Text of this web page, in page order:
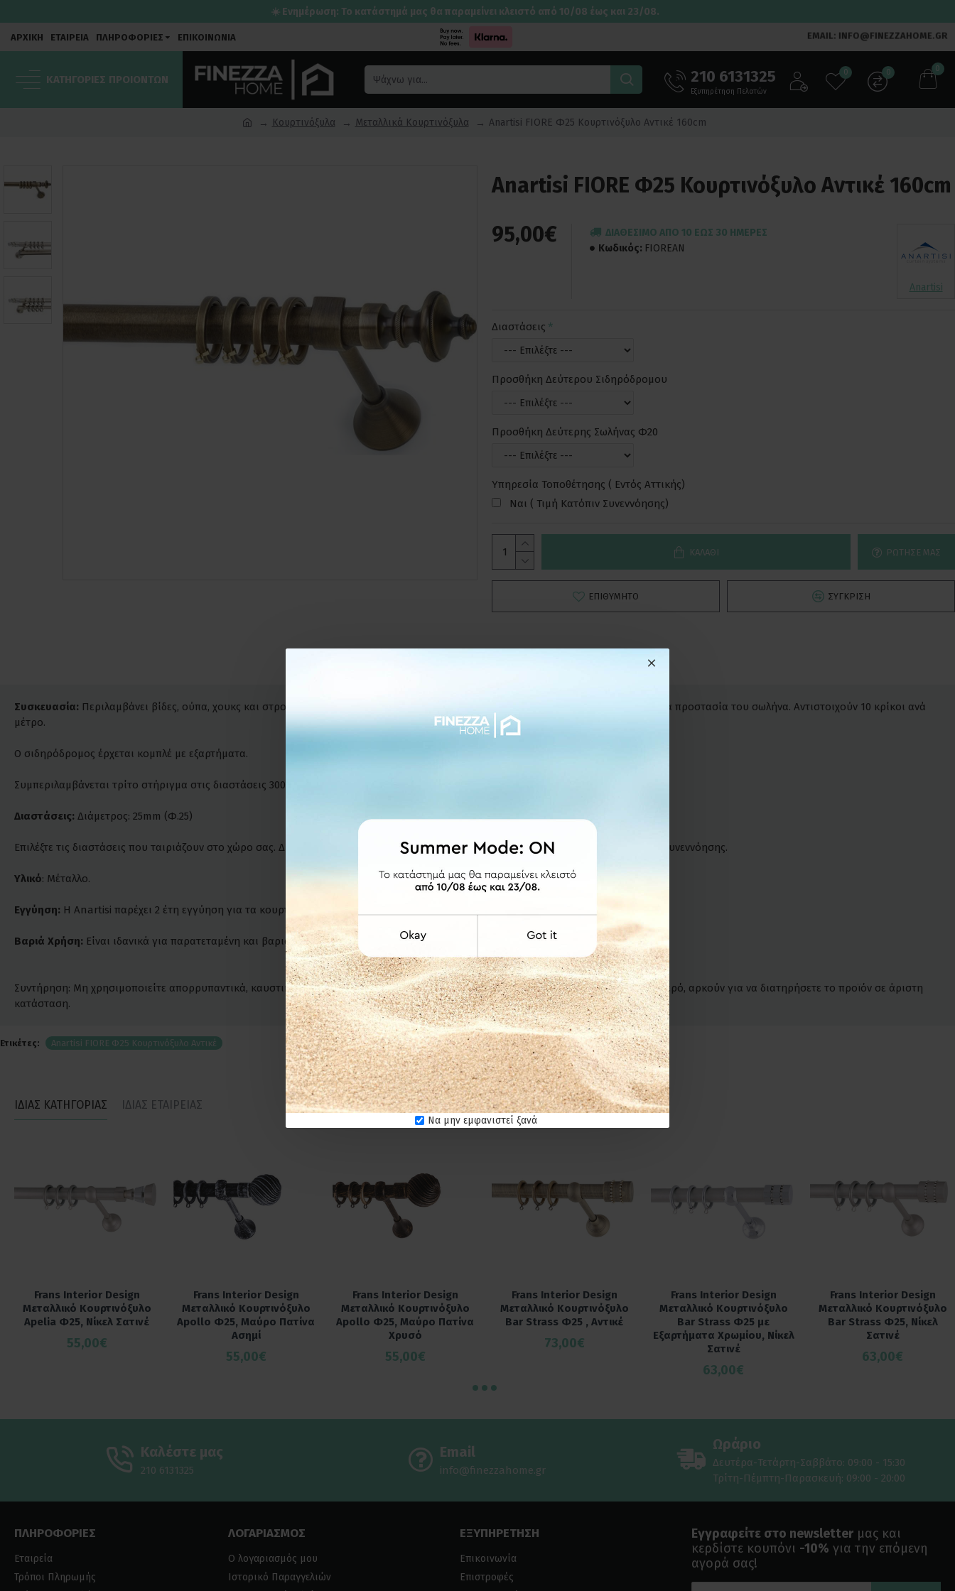
Να μην εμφανιστεί ξανά
☀️ Ενημέρωση: Το κατάστημά μας θα παραμείνει κλειστό από 10/08 έως και 23/08.
ΑΡΧΙΚΗ ΕΤΑΙΡΕΙΑ ΠΛΗΡΟΦΟΡΙΕΣ ΕΠΙΚΟΙΝΩΝΙΑ EMAIL: INFO@FINEZZAHOME.GR
ΚΑΤΗΓΟΡΙΕΣ ΠΡΟΙΟΝΤΩΝ 210 6131325
Εξυπηρέτηση Πελατών
0 0 0
Κουρτινόξυλα Μεταλλικά Κουρτινόξυλα Anartisi FIORE Φ25 Κουρτινόξυλο Αντικέ 160cm
Anartisi FIORE Φ25 Κουρτινόξυλο Αντικέ 160cm
95,00€
ΔΙΑΘΈΣΙΜΟ ΑΠΌ 10 ΈΩΣ 30 ΗΜΈΡΕΣ
Κωδικός: FIOREAN
Anartisi
Διαστάσεις
Προσθήκη Δεύτερου Σιδηρόδρομου
Προσθήκη Δεύτερης Σωλήνας Φ20
Υπηρεσία Τοποθέτησης ( Εντός Αττικής)
Ναι ( Τιμή Κατόπιν Συνεννόησης)
ΚΑΛΆΘΙ ΡΏΤΗΣΕ ΜΑΣ
ΕΠΙΘΥΜΗΤΌ ΣΎΓΚΡΙΣΗ
Συσκευασία: Περιλαμβάνει βίδες, ούπα, χουκς και στρογγυλούς κρίκους με πλαστική επένδυση για ομαλότερη κύληση και ταυτόχρονα προστασία του σωλήνα. Αντιστοιχούν 10 κρίκοι ανά
μέτρο.
Ο σιδηρόδρομος έρχεται κομπλέ με εξαρτήματα.
Συμπεριλαμβάνεται τρίτο στήριγμα στις διαστάσεις 300cm και 360cm.
Διαστάσεις: Διάμετρος: 25mm (Φ.25)
Επιλέξτε τις διαστάσεις που ταιριάζουν στο χώρο σας. Δυνατότητα κατασκευής στις διαστάσεις που επιθυμείτε κατόπιν τηλεφωνικής συνεννόησης.
Υλικό: Μέταλλο.
Εγγύηση: Η Anartisi παρέχει 2 έτη εγγύηση για τα κουρτινόξυλά της.
Βαριά Χρήση: Είναι ιδανικά για παρατεταμένη και βαριά χρήση. Ενδύκνυνται για επαγγελματικούς χώρους γι' αυτόν ακριβώς το λόγο.
Συντήρηση: Μη χρησιμοποιείτε απορρυπαντικά, καυστικά ή χλωριούχα υγρά για τον καθαρισμό των προϊόντων. Στεγνό πανί ή σκέτο νερό, αρκούν για να διατηρήσετε το προϊόν σε άριστη
κατάσταση.
Ετικέτες: Anartisi FIORE Φ25 Κουρτινόξυλο Αντικέ
ΙΔΙΑΣ ΚΑΤΗΓΟΡΙΑΣ ΙΔΙΑΣ ΕΤΑΙΡΕΙΑΣ
Frans Interior Design
Μεταλλικό Κουρτινόξυλο
Apelia Φ25, Νίκελ Σατινέ
55,00€
Frans Interior Design
Μεταλλικό Κουρτινόξυλο
Apollo Φ25, Μαύρο Πατίνα
Ασημί
55,00€
Frans Interior Design
Μεταλλικό Κουρτινόξυλο
Apollo Φ25, Μαύρο Πατίνα
Χρυσό
55,00€
Frans Interior Design
Μεταλλικό Κουρτινόξυλο
Bar Strass Φ25 , Αντικέ
73,00€
Frans Interior Design
Μεταλλικό Κουρτινόξυλο
Bar Strass Φ25 με
Εξαρτήματα Χρωμίου, Νίκελ
Σατινέ
63,00€
Frans Interior Design
Μεταλλικό Κουρτινόξυλο
Bar Strass Φ25, Νίκελ
Σατινέ
63,00€
Καλέστε μας
210 6131325
Email
info@finezzahome.gr
Ωράριο
Δευτέρα-Τετάρτη-Σαββάτο: 09:00 - 15:30
Τρίτη-Πέμπτη-Παρασκευή: 09:00 - 20:00
ΠΛΗΡΟΦΟΡΙΕΣ
Εταιρεία
Τρόποι Πληρωμής
ΛΟΓΑΡΙΑΣΜΟΣ
Ο λογαριασμός μου
Ιστορικό Παραγγελιών
ΕΞΥΠΗΡΕΤΗΣΗ
Επικοινωνία
Επιστροφές
Εγγραφείτε στο newsletterμας και
κερδίστε κουπόνι -10% για την επόμενη
αγορά σας!